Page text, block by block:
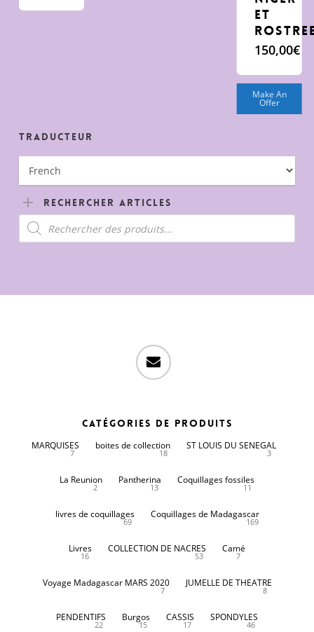
et
150,00€
Make An
Offer
Traducteur
Rechercher Articles
Recherche
de
produits
email
Catégories de produits
MARQUISES
7
boites de collection
18
ST LOUIS DU SENEGAL
3
La Reunion
2
Pantherina
13
Coquillages fossiles
11
livres de coquillages
69
Coquillages de Madagascar
169
Livres
16
COLLECTION DE NACRES
53
Camé
7
Voyage Madagascar MARS 2020
7
JUMELLE DE THEATRE
8
PENDENTIFS
22
Burgos
15
CASSIS
17
SPONDYLES
46